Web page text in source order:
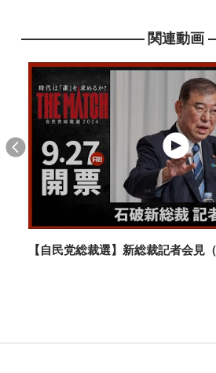
記者会見
役員連絡会後 鈴木幹事長記者会
関連動画
【自民党総裁選】新総裁記者会見（